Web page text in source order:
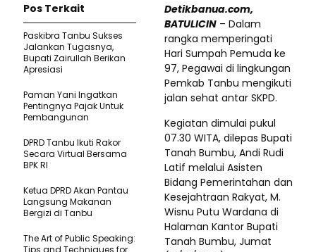
Detikbanua.com,
BATULICIN – Dalam
rangka memperingati
Hari Sumpah Pemuda ke
97, Pegawai di lingkungan
Pemkab Tanbu mengikuti
jalan sehat antar SKPD.
Kegiatan dimulai pukul
07.30 WITA, dilepas Bupati
Tanah Bumbu, Andi Rudi
Latif melalui Asisten
Bidang Pemerintahan dan
Kesejahtraan Rakyat, M.
Wisnu Putu Wardana di
Halaman Kantor Bupati
Tanah Bumbu, Jumat
Pos Terkait
Paskibra Tanbu Sukses
Jalankan Tugasnya,
Bupati Zairullah Berikan
Apresiasi
Paman Yani Ingatkan
Pentingnya Pajak Untuk
Pembangunan
DPRD Tanbu Ikuti Rakor
Secara Virtual Bersama
BPK RI
Ketua DPRD Akan Pantau
Langsung Makanan
Bergizi di Tanbu
The Art of Public Speaking:
Tips and Techniques for